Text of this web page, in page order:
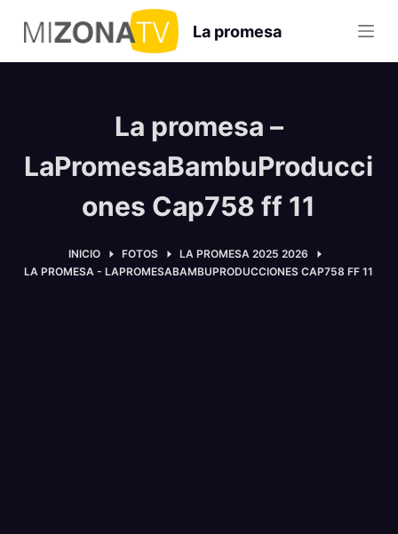
S
a
l
La promesa
La promesa –
LaPromesaBambuProducci
ones Cap758 ff 11
INICIO FOTOS
LA PROMESA 2025 2026
LA PROMESA - LAPROMESABAMBUPRODUCCIONES CAP758 FF 11